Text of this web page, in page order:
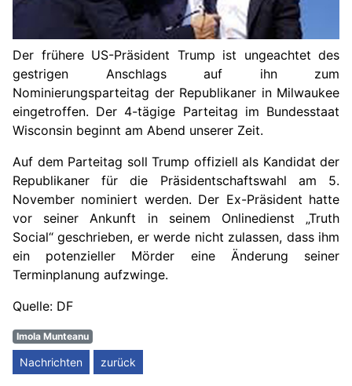
Der frühere US-Präsident Trump ist ungeachtet des
gestrigen Anschlags auf ihn zum
Nominierungsparteitag der Republikaner in Milwaukee
eingetroffen. Der 4-tägige Parteitag im Bundesstaat
Wisconsin beginnt am Abend unserer Zeit.
Auf dem Parteitag soll Trump offiziell als Kandidat der
Republikaner für die Präsidentschaftswahl am 5.
November nominiert werden. Der Ex-Präsident hatte
vor seiner Ankunft in seinem Onlinedienst „Truth
Social“ geschrieben, er werde nicht zulassen, dass ihm
ein potenzieller Mörder eine Änderung seiner
Terminplanung aufzwinge.
Quelle: DF
Imola Munteanu
Nachrichten zurück